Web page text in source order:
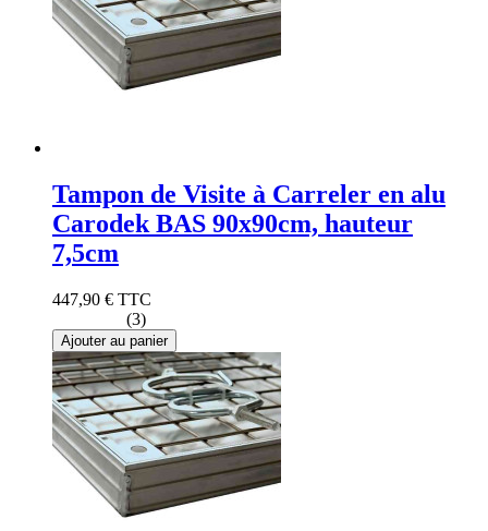
Tampon de Visite à Carreler en alu
Carodek BAS 90x90cm, hauteur
7,5cm
447,90 € TTC
(3)
Ajouter au panier